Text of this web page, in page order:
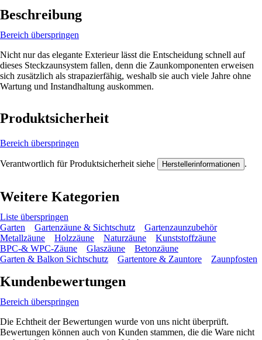
Beschreibung
Bereich überspringen
Nicht nur das elegante Exterieur lässt die Entscheidung schnell auf
dieses Steckzaunsystem fallen, denn die Zaunkomponenten erweisen
sich zusätzlich als strapazierfähig, weshalb sie auch viele Jahre ohne
Wartung und Instandhaltung auskommen.
Produktsicherheit
Bereich überspringen
Verantwortlich für Produktsicherheit siehe Herstellerinformationen .
Weitere Kategorien
Liste überspringen
Garten
Gartenzäune & Sichtschutz
Gartenzaunzubehör
Metallzäune
Holzzäune Naturzäune
Kunststoffzäune
BPC-& WPC-Zäune
Glaszäune
Betonzäune
Garten & Balkon Sichtschutz
Gartentore & Zauntore Zaunpfosten
Kundenbewertungen
Bereich überspringen
Die Echtheit der Bewertungen wurde von uns nicht überprüft.
Bewertungen können auch von Kunden stammen, die die Ware nicht